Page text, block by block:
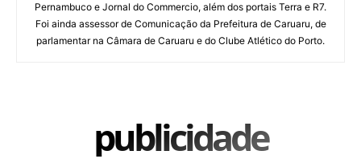
Pernambuco e Jornal do Commercio, além dos portais Terra e R7.
Foi ainda assessor de Comunicação da Prefeitura de Caruaru, de
parlamentar na Câmara de Caruaru e do Clube Atlético do Porto.
publicidade